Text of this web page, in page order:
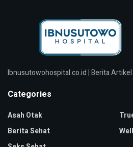
Ibnusutowohospital.co.id | Berita
Categories
Asah Otak
Berita Sehat